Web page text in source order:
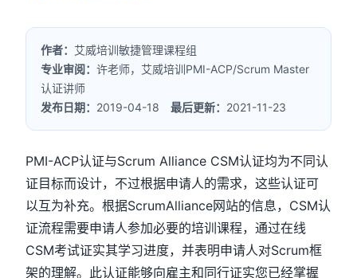
作者： 艾威培训敏捷管理课程组
专业审阅：许老师，艾威培训PMI-ACP/Scrum Master
认证讲师
发布日期： 2019-04-18最后更新： 2021-11-23
PMI-ACP认证与Scrum Alliance CSM认证均为不同认
证目标而设计，不过根据申请人的需求，这些认证可
以互为补充。根据ScrumAlliance网站的信息，CSM认
证流程需要申请人参加必要的培训课程，通过在线
CSM考试证实其学习进度，并表明申请人对Scrum框
架的理解。此认证能够向雇主和同行证实您已经掌握